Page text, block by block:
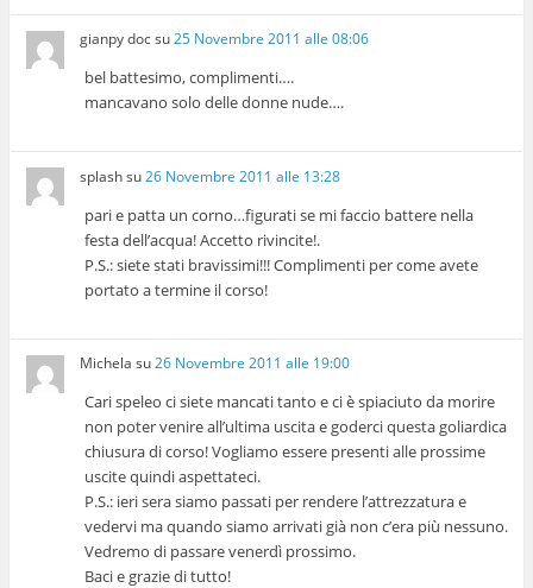
gianpy docsu25 Novembre 2011 alle 08:06
bel battesimo, complimenti….
mancavano solo delle donne nude….
splashsu26 Novembre 2011 alle 13:28
pari e patta un corno…figurati se mi faccio battere nella
festa dell’acqua! Accetto rivincite!.
P.S.: siete stati bravissimi!!! Complimenti per come avete
portato a termine il corso!
Michela su26 Novembre 2011 alle 19:00
Cari speleo ci siete mancati tanto e ci è spiaciuto da morire
non poter venire all’ultima uscita e goderci questa goliardica
chiusura di corso! Vogliamo essere presenti alle prossime
uscite quindi aspettateci.
P.S.: ieri sera siamo passati per rendere l’attrezzatura e
vedervi ma quando siamo arrivati già non c’era più nessuno.
Vedremo di passare venerdì prossimo.
Baci e grazie di tutto!